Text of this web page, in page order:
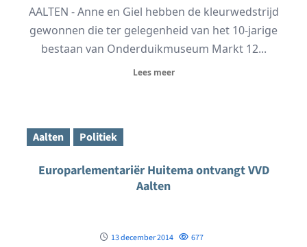
AALTEN - Anne en Giel hebben de kleurwedstrijd
gewonnen die ter gelegenheid van het 10-jarige
bestaan van Onderduikmuseum Markt 12...
Lees meer
Aalten Politiek
Europarlementariër Huitema ontvangt VVD
Aalten
13 december 2014 677